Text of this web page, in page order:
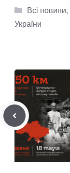
Категорії
Всі новини,
України